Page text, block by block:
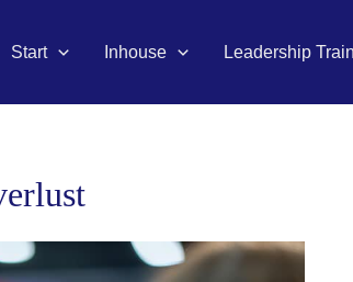
Start Inhouse Leadership